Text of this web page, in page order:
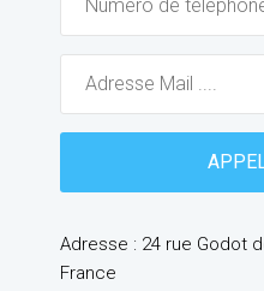
Adresse : 24 rue Godot
France